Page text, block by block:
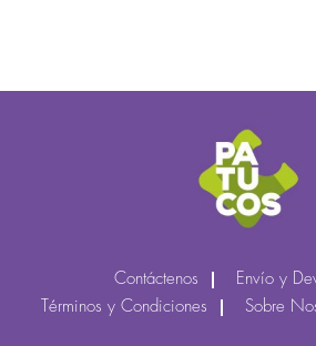
Contáctenos
Envío y
Términos y Condiciones
Sobre